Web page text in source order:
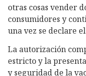
otras cosas vender
consumidores y
una vez se declare
La autorización
estricto y la
y seguridad de la